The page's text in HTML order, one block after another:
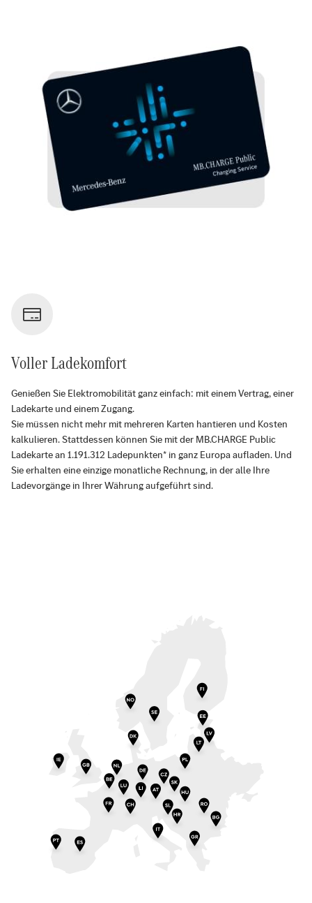
Voller Ladekomfort
Genießen Sie Elektromobilität ganz einfach: mit einem Vertrag, einer
Ladekarte und einem Zugang.
Sie müssen nicht mehr mit mehreren Karten hantieren und Kosten
kalkulieren. Stattdessen können Sie mit der MB.CHARGE Public
Ladekarte an 1.191.312 Ladepunkten* in ganz Europa aufladen. Und
Sie erhalten eine einzige monatliche Rechnung, in der alle Ihre
Ladevorgänge in Ihrer Währung aufgeführt sind.